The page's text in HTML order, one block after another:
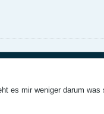
es mir weniger darum